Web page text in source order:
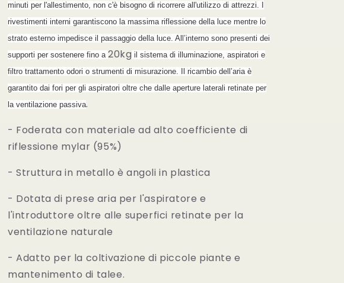
minuti per l'allestimento, non c'è bisogno di ricorrere all'utilizzo di attrezzi. I
rivestimenti interni garantiscono la massima riflessione della luce mentre lo
strato esterno impedisce il passaggio della luce. All’interno sono presenti dei
supporti per sostenere fino a 20kg il sistema di illuminazione, aspiratori e
filtro trattamento odori o strumenti di misurazione. Il ricambio dell’aria è
garantito dai fori per gli aspiratori oltre che dalle aperture laterali retinate per
la ventilazione passiva.
- Foderata con materiale ad alto coefficiente di
riflessione mylar (95%)
- Struttura in metallo è angoli in plastica
- Dotata di prese aria per l'aspiratore e
l'introduttore oltre alle superfici retinate per la
ventilazione naturale
- Adatto per la coltivazione di piccole piante e
mantenimento di talee.